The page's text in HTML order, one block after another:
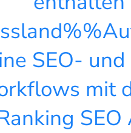
SEO- und
mit
SEO